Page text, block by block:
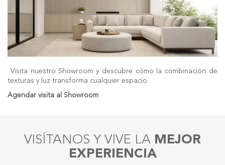
Visita nuestro Showroom y descubre cómo la combinación de
texturas y luz transforma cualquier espacio.
Agendar visita al Showroom
VISÍTANOS Y VIVE LA MEJOR
EXPERIENCIA